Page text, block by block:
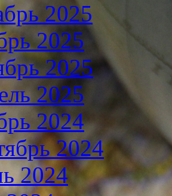
2025
2025
2025
2025
2024
2024
2024